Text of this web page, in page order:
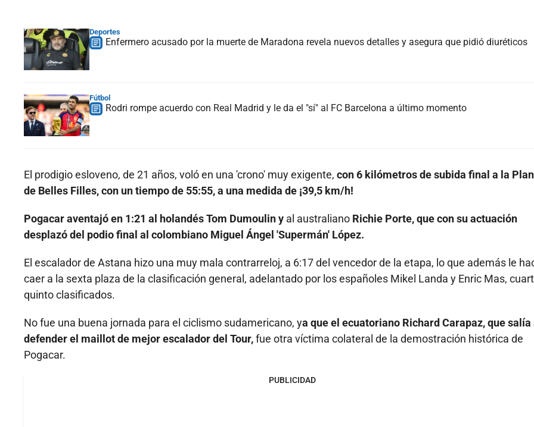
Deportes
Enfermero acusado por la muerte de Maradona revela nuevos detalles y asegura que pidió diuréticos
Fútbol
Rodri rompe acuerdo con Real Madrid y le da el "sí" al FC Barcelona a último momento
El prodigio esloveno, de 21 años, voló en una 'crono' muy exigente, con 6 kilómetros de subida final a la
de Belles Filles, con un tiempo de 55:55, a una medida de ¡39,5 km/h!
Pogacar aventajó en 1:21 al holandés Tom Dumoulin y al australiano Richie Porte, que con su actuación
desplazó del podio final al colombiano Miguel Ángel 'Supermán' López.
El escalador de Astana hizo una muy mala contrarreloj, a 6:17 del vencedor de la etapa, lo que además le
caer a la sexta plaza de la clasificación general, adelantado por los españoles Mikel Landa y Enric Mas,
quinto clasificados.
No fue una buena jornada para el ciclismo sudamericano, ya que el ecuatoriano Richard Carapaz, que salía
defender el maillot de mejor escalador del Tour,fue otra víctima colateral de la demostración histórica de
Pogacar.
PUBLICIDAD